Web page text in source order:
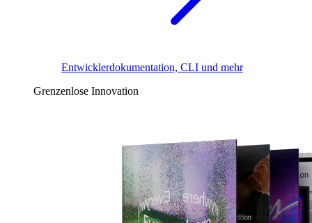
Entwicklerdokumentation, CLI und mehr
Grenzenlose Innovation